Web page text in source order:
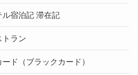
宿泊記 滞在記
トラン
ド（ブラックカード）